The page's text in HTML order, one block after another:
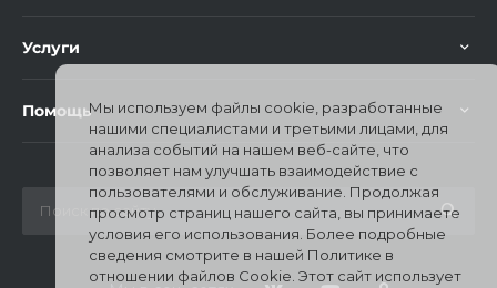
раз в 2 недели
Услуги
ПомощьМы используем файлы cookie, разработанные
нашими специалистами и третьими лицами, для
анализа событий на нашем веб-сайте, что
позволяет нам улучшать взаимодействие с
пользователями и обслуживание. Продолжая
просмотр страниц нашего сайта, вы принимаете
условия его использования. Более подробные
сведения смотрите в нашей Политике в
отношении файлов Cookie. Этот сайт использует